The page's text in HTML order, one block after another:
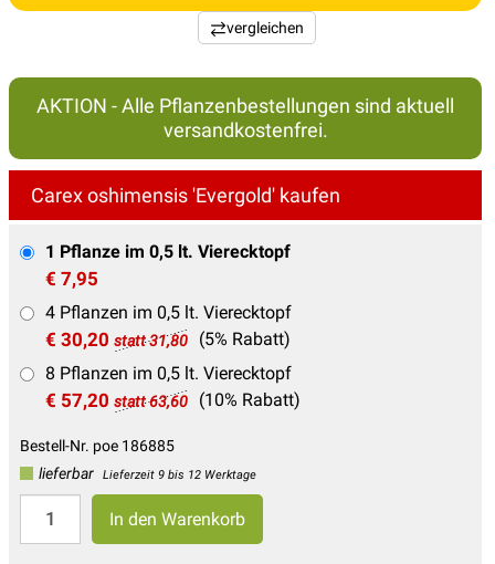
vergleichen
AKTION - Alle Pflanzenbestellungen sind aktuell
versandkostenfrei.
Carex oshimensis 'Evergold' kaufen
1 Pflanze im 0,5 lt. Vierecktopf
€ 7,95
4 Pflanzen im 0,5 lt. Vierecktopf
€ 30,20 statt 31,80
(5% Rabatt)
8 Pflanzen im 0,5 lt. Vierecktopf
€ 57,20 statt 63,60 (10% Rabatt)
Bestell-Nr. poe 186885
lieferbar
Lieferzeit 9 bis 12 Werktage